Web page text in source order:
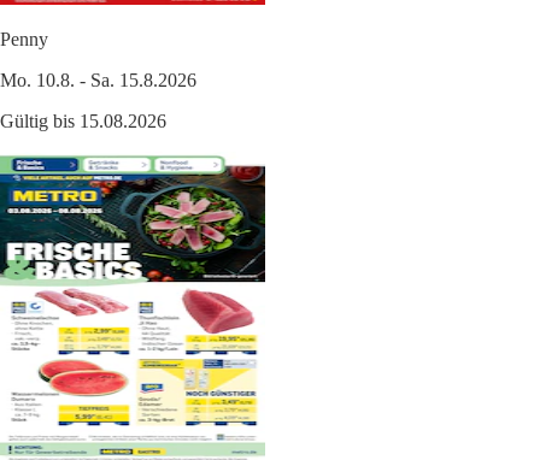
Penny
Mo. 10.8. - Sa. 15.8.2026
Gültig bis 15.08.2026